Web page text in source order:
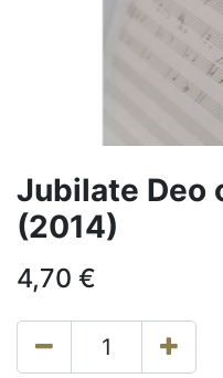
Jubilate Deo
(2014)
4,70 €